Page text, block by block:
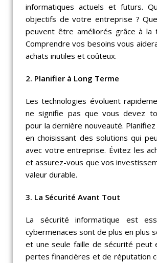
informatiques actuels et futurs.
objectifs de votre entreprise ?
peuvent être améliorés grâce à la
Comprendre vos besoins vous
achats inutiles et coûteux.
2. Planifier à Long Terme
Les technologies évoluent
ne signifie pas que vous devez
pour la dernière nouveauté.
en choisissant des solutions qui
avec votre entreprise. Évitez les
et assurez-vous que vos
valeur durable.
3. La Sécurité Avant Tout
La sécurité informatique est
cybermenaces sont de plus en plus
et une seule faille de sécurité peut
pertes financières et de réputation